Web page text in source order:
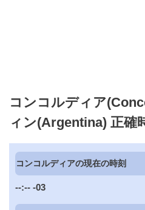
コンコルディア
ィン(Argentina) 正確
コンコルディアの現在の時刻
--:-- -03